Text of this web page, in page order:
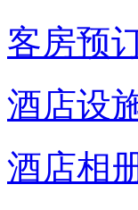
客房预
酒店设
酒店相